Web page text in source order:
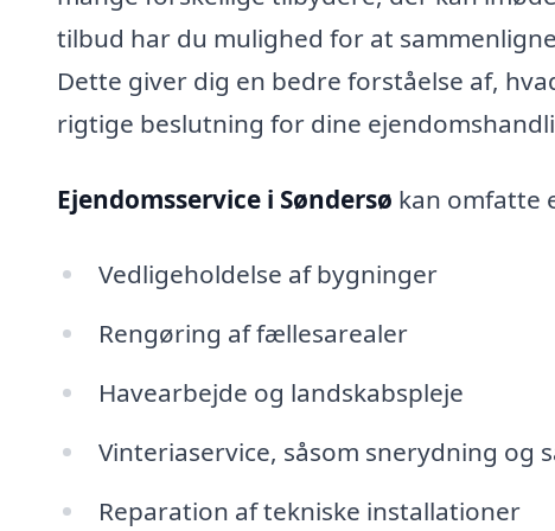
tilbud har du mulighed for at
Dette giver dig en bedre forståelse af,
rigtige beslutning for dine
Ejendomsservice i Søndersø kan omfatte
Vedligeholdelse af bygninger
Rengøring af fællesarealer
Havearbejde og landskabspleje
Vinteriaservice, såsom snerydning og
Reparation af tekniske installationer